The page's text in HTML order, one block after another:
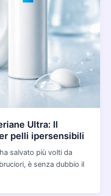
Ultra: Il
pelli ipersensibili
salvato più volti da
è senza dubbio il